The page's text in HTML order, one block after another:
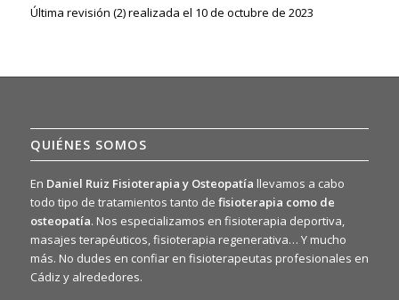
Última revisión (2) realizada el 10 de octubre de 2023
QUIÉNES SOMOS
En Daniel Ruiz Fisioterapia y Osteopatía llevamos a cabo
todo tipo de tratamientos tanto de fisioterapia como de
osteopatía. Nos especializamos en fisioterapia deportiva,
masajes terapéuticos, fisioterapia regenerativa… Y mucho
más. No dudes en confiar en fisioterapeutas profesionales en
Cádiz y alrededores.